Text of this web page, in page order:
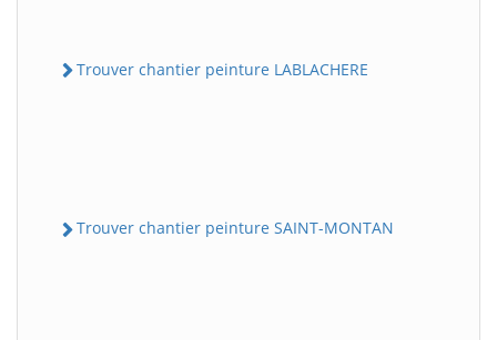
Trouver chantier peinture LABLACHERE
Trouver chantier peinture SAINT-MONTAN